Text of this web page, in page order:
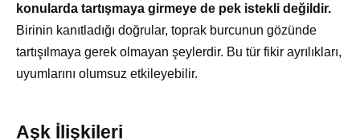
konularda tartışmaya girmeye de pek istekli değildir.
Birinin kanıtladığı doğrular, toprak burcunun gözünde
tartışılmaya gerek olmayan şeylerdir. Bu tür fikir ayrılıkları,
uyumlarını olumsuz etkileyebilir.
Aşk İlişkileri